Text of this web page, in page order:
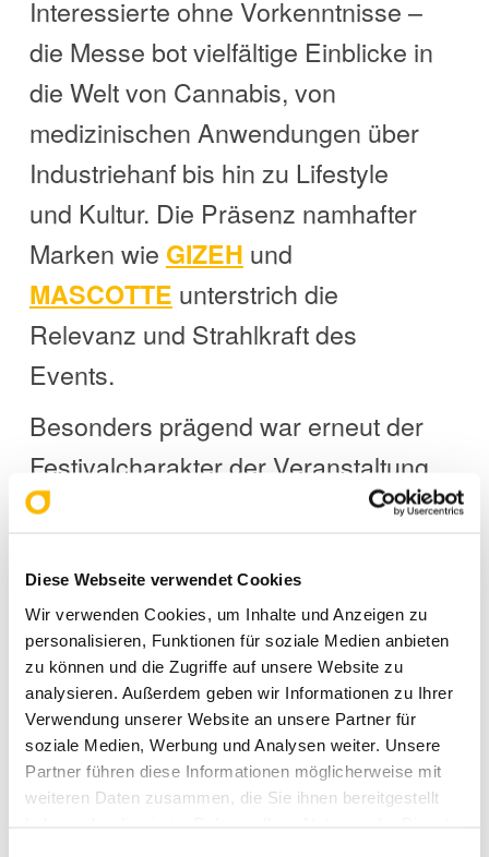
Diese Webseite verwendet Cookies
Wir verwenden Cookies, um Inhalte und Anzeigen zu
personalisieren, Funktionen für soziale Medien anbieten
zu können und die Zugriffe auf unsere Website zu
analysieren. Außerdem geben wir Informationen zu Ihrer
Verwendung unserer Website an unsere Partner für
soziale Medien, Werbung und Analysen weiter. Unsere
Partner führen diese Informationen möglicherweise mit
weiteren Daten zusammen, die Sie ihnen bereitgestellt
Interessierte ohne Vorkenntnisse –
die Messe bot vielfältige Einblicke in
die Welt von Cannabis, von
medizinischen Anwendungen über
Industriehanf bis hin zu Lifestyle
und Kultur. Die Präsenz namhafter
Marken wie GIZEH und
MASCOTTE unterstrich die
Relevanz und Strahlkraft des
Events.
Besonders prägend war erneut der
Festivalcharakter der Veranstaltung.
Die Kombination aus Fachmesse,
kulinarischem Angebot schuf eine
Atmosphäre, die weit über ein
klassisches Branchentreffen
hinausging. Die Mary Jane Berlin
2025 war nicht nur ein Marktplatz
für Produkte, sondern eine Plattform